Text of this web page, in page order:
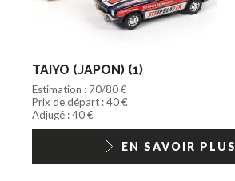
TAIYO (JAPON) (1)
Estimation : 70/80 €
Prix de départ : 40 €
Adjugé : 40 €
EN SAVOIR PLUS